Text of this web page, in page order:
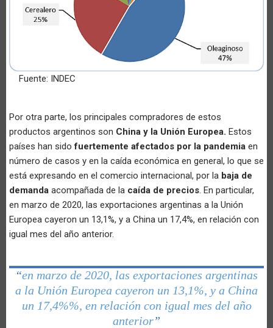
Fuente: INDEC
Por otra parte, los principales compradores de estos
productos argentinos son China y la Unión Europea. Estos
países han sidofuertemente afectados por la pandemia en
número de casos y en la caída económica en general, lo que se
está expresando en el comercio internacional, por la baja de
demanda acompañada de la caída de precios. En particular,
en marzo de 2020, las exportaciones argentinas a la Unión
Europea cayeron un 13,1%, y a China un 17,4%, en relación con
igual mes del año anterior.
“en marzo de 2020, las exportaciones argentinas
a la Unión Europea cayeron un 13,1%, y a China
un 17,4%%, en relación con igual mes del año
anterior”